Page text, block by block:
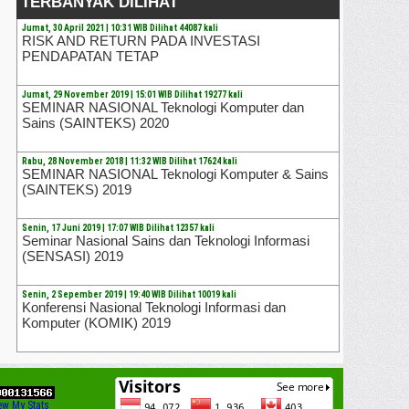
Jumat, 30 April 2021 | 10:31 WIB Dilihat 44087 kali
RISK AND RETURN PADA INVESTASI
PENDAPATAN TETAP
Jumat, 29 November 2019 | 15:01 WIB Dilihat 19277 kali
SEMINAR NASIONAL Teknologi Komputer dan
Sains (SAINTEKS) 2020
Rabu, 28 November 2018 | 11:32 WIB Dilihat 17624 kali
SEMINAR NASIONAL Teknologi Komputer & Sains
(SAINTEKS) 2019
Senin, 17 Juni 2019 | 17:07 WIB Dilihat 12357 kali
Seminar Nasional Sains dan Teknologi Informasi
(SENSASI) 2019
Senin, 2 Sepember 2019 | 19:40 WIB Dilihat 10019 kali
Konferensi Nasional Teknologi Informasi dan
Komputer (KOMIK) 2019
My Stats